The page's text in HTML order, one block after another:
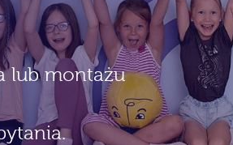
lub montażu